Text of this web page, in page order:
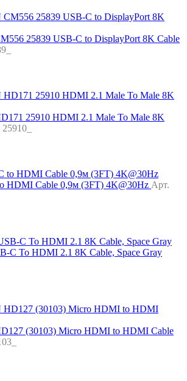
25839 USB-C to DisplayPort 8K Cable
25910 HDMI 2.1 Male To Male 8K
HDMI Cable 0,9м (3FT) 4K@30Hz Арт.
C To HDMI 2.1 8K Cable, Space Gray
(30103) Micro HDMI to HDMI Cable